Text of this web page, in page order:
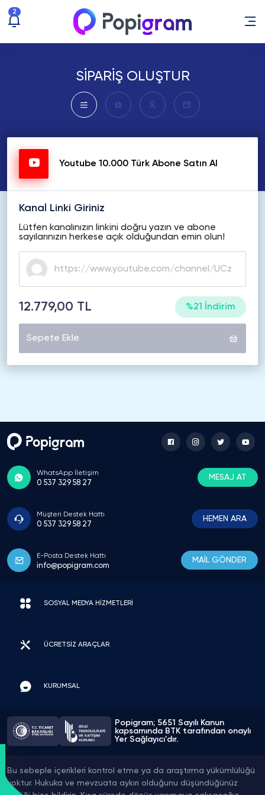
2
SİPARİŞ OLUŞTUR
Youtube 10.000 Türk Abone Satın Al
Kanal Linki Giriniz
Lütfen kanalınızın linkini doğru yazın ve abone
sayılarınızın herkese açık olduğundan emin olun!
12.779,00 TL %21 İndirim
Sepete Ekle
WhatsApp İletişim
0 537 329 58 27
MESAJ AT
Müşteri Destek Hattı
0 537 329 58 27
HEMEN ARA
E-Posta Destek Hattı
info@popigram.com
MAİL GÖNDER
SOSYAL MEDYA HİZMETLERİ
ÜCRETSİZ ARAÇLAR
KURUMSAL
Popigram; 5651 Sayılı Kanun
kapsamında BTK tarafından onaylı
Yer Sağlayıcı'dır.
Bu sebeple içerikleri kontrol etme ya da araştırma yükümlülüğü
yoktur. Hukuka ve mevzuata aykırı olduğunu düşündüğünüz